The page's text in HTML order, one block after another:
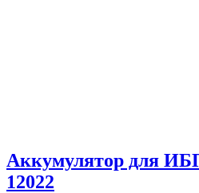
Аккумулятор для
12022